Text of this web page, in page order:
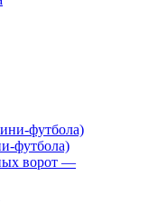
футбола)
ворот —